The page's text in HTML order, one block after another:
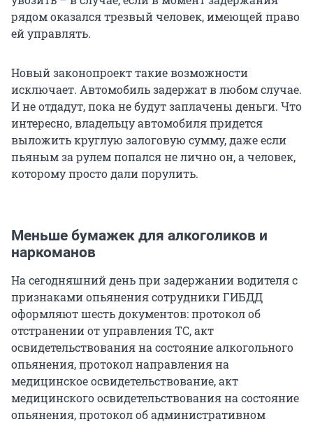
рядом оказался трезвый человек, имеющей право
ей управлять.
Новый законопроект такие возможности
исключает. Автомобиль задержат в любом случае.
И не отдадут, пока не будут заплачены деньги. Что
интересно, владельцу автомобиля придется
выложить круглую залоговую сумму, даже если
пьяным за рулем попался не лично он, а человек,
которому просто дали порулить.
Меньше бумажек для алкоголиков и
наркоманов
На сегодняшний день при задержании водителя с
признаками опьянения сотрудники ГИБДД
оформляют шесть документов: протокол об
отстранении от управления ТС, акт
освидетельствования на состояние алкогольного
опьянения, протокол направления на
медицинское освидетельствование, акт
медицинского освидетельствования на состояние
опьянения, протокол об административном